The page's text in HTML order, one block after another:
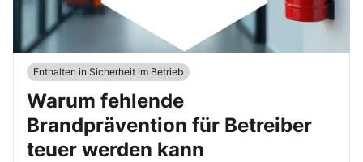
Enthalten in Sicherheit im Betrieb
Warum fehlende
Brandprävention für Betreiber
teuer werden kann